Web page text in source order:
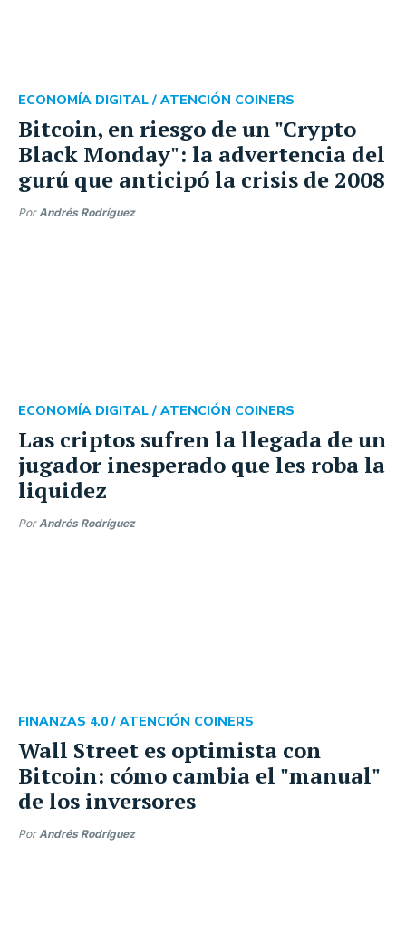
Bitcoin, en riesgo de un "Crypto
Black Monday": la advertencia del
gurú que anticipó la crisis de 2008
ECONOMÍA DIGITAL / ATENCIÓN COINERS
PorAndrés Rodríguez
Las criptos sufren la llegada de un
jugador inesperado que les roba la
liquidez
ECONOMÍA DIGITAL / ATENCIÓN COINERS
PorAndrés Rodríguez
Wall Street es optimista con
Bitcoin: cómo cambia el "manual"
de los inversores
FINANZAS 4.0 / ATENCIÓN COINERS
PorAndrés Rodríguez